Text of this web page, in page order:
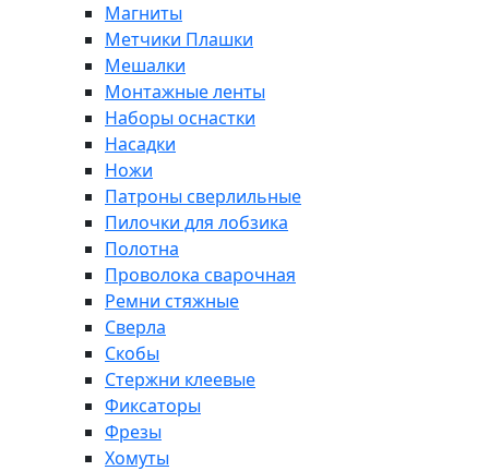
Магниты
Метчики Плашки
Мешалки
Монтажные ленты
Наборы оснастки
Насадки
Ножи
Патроны сверлильные
Пилочки для лобзика
Полотна
Проволока сварочная
Ремни стяжные
Сверла
Скобы
Стержни клеевые
Фиксаторы
Фрезы
Хомуты